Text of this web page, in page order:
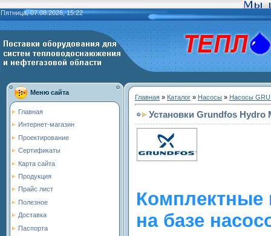
Пятница, 07.08.2026, 15:22
Меню сайта
Главная
Интернет-магазин
Проектирование
Сертификаты
Карта сайта
Продукция
Прайс лист
Полезное
Доставка
Паспорта
Главная » Каталог » Насосы » Насосы
Установки Grundfos Hydro
Комплектные
на базе